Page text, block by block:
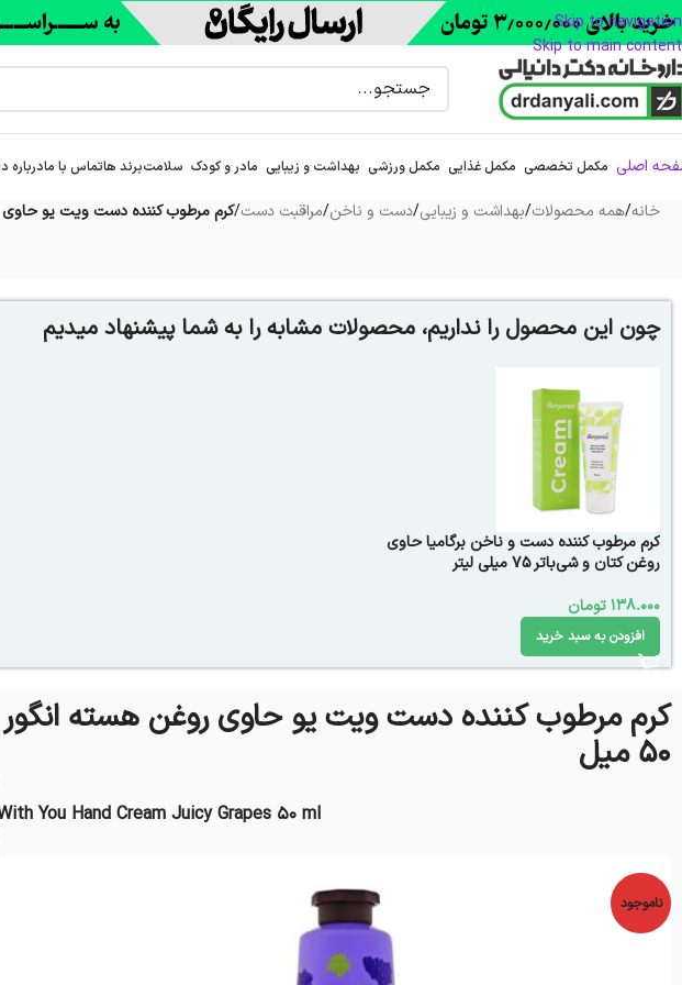
Skip to navigation
Skip to main content
اصلی مکمل تخصصی مکمل غذایی مکمل ورزشی بهداشت و زیبایی مادر و کودک سلامتبرند هاتماس با مادرباره‌
خانه/همه محصولات/بهداشت و زیبایی/دست و ناخن/مراقبت دست/کرم مرطوب کننده دست ویت یو حاوی
چون این محصول را نداریم، محصولات مشابه را به شما پیشنهاد میدیم
کرم مرطوب کننده دست و ناخن برگامیا حاوی
روغن کتان و شی‌باتر 75 میلی لیتر
138.000تومان
افزودن به سبد خرید
کرم مرطوب کننده دست ویت یو حاوی روغن هسته انگور
50 میل
You Hand Cream Juicy Grapes 50 ml
ناموجود